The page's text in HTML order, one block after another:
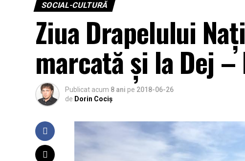
SOCIAL-CULTURĂ
Ziua Drapelului
marcată și la Dej –
Publicat acum 8 ani pe 2018-06-26
de Dorin Cociș